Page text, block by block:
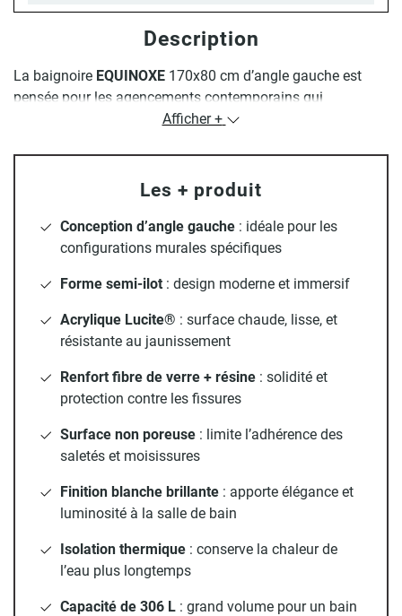
Description
La baignoire EQUINOXE 170x80 cm d’angle gauche est
pensée pour les agencements contemporains qui
recherchent à la fois style et fonctionnalité. Grâce à sa
angle tout en offrant une sensation de baignade en îlot.
acrylique Lucite® de haute qualité
présente une finition brillante et une surface douce,
agréable au toucher et facile à entretenir. Son
dans le temps.
Avec une généreusecapacité de 306 litres, elle promet un
moment de détente absolue. La baignoire est livrée
pour une installation simplifiée. Conçue avec une plage de
robinetterie vous avez le choix d'une robinetterie "à poser"
ou "murale". L'évacuation de l'eau dans le trop plein est
intégré dans la matière de la baignoire pour plus de
Afficher +
Les + produit
Conception d’angle gauche : idéale pour les
configurations murales spécifiques
Forme semi-ilot : design moderne et immersif
Acrylique Lucite® : surface chaude, lisse, et
résistante au jaunissement
Renfort fibre de verre + résine : solidité et
protection contre les fissures
Surface non poreuse : limite l’adhérence des
saletés et moisissures
Finition blanche brillante : apporte élégance et
luminosité à la salle de bain
Isolation thermique : conserve la chaleur de
l’eau plus longtemps
Capacité de 306 L : grand volume pour un bain